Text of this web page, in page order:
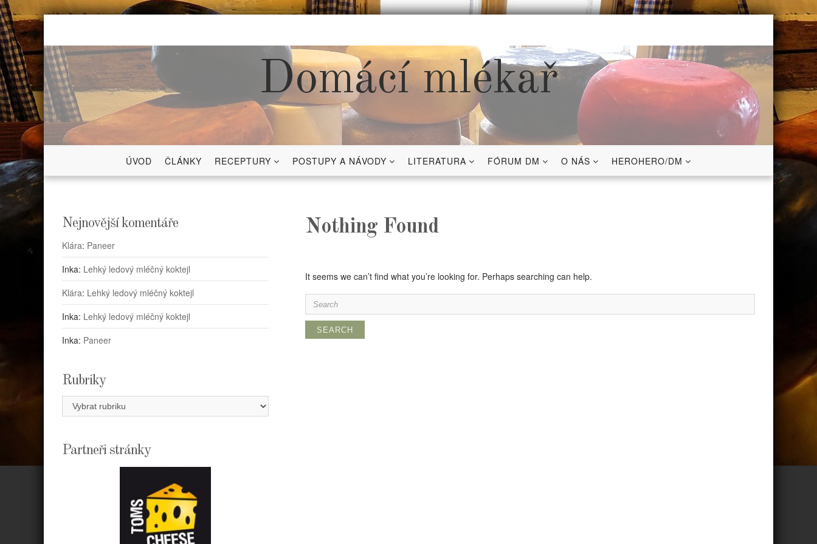
Skip
content
Domácí mlékař
ÚVOD ČLÁNKY RECEPTURY POSTUPY A NÁVODY LITERATURA FÓRUM DM O NÁS HEROHERO/DM
Nothing Found
It seems we can’t find what you’re looking for. Perhaps searching can help.
Search
for:
Nejnovější komentáře
Klára: Paneer
Inka: Lehký ledový mléčný koktejl
Klára: Lehký ledový mléčný koktejl
Inka: Lehký ledový mléčný koktejl
Inka: Paneer
Rubriky
Rubriky
Partneři stránky